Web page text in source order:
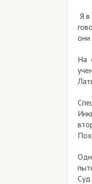
Я в
они
На
Суд